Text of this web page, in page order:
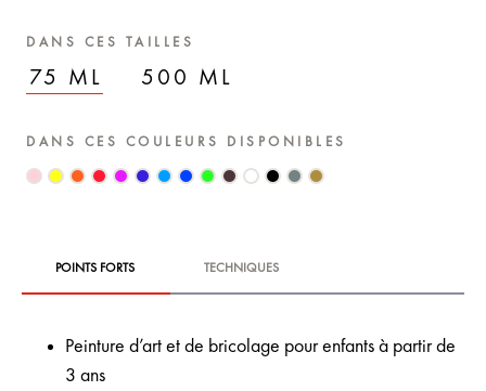
DANS CES TAILLES
75 ML 500 ML
DANS CES COULEURS DISPONIBLES
POINTS FORTS TECHNIQUES
Peinture d’art et de bricolage pour enfants à partir de
3 ans